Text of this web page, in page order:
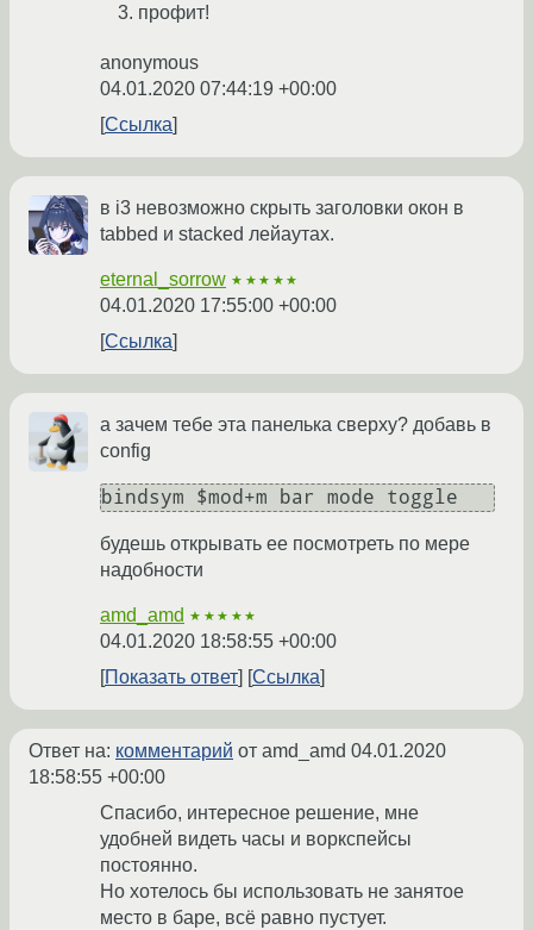
профит!
anonymous
04.01.2020 07:44:19 +00:00
Ссылка
в i3 невозможно скрыть заголовки окон в
tabbed и stacked лейаутах.
eternal_sorrow ★★★★★
04.01.2020 17:55:00 +00:00
Ссылка
а зачем тебе эта панелька сверху? добавь в
config
bindsym $mod+m bar mode toggle
будешь открывать ее посмотреть по мере
надобности
amd_amd ★★★★★
04.01.2020 18:58:55 +00:00
Показать ответ
Ссылка
Ответ на: комментарий от amd_amd 04.01.2020
18:58:55 +00:00
Спасибо, интересное решение, мне
удобней видеть часы и воркспейсы
постоянно.
Но хотелось бы использовать не занятое
место в баре, всё равно пустует.